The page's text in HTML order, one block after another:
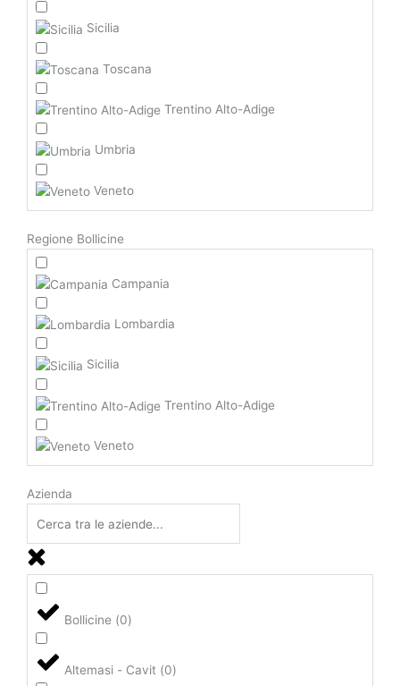
Sicilia
Toscana
Trentino Alto-Adige
Umbria
Veneto
Regione Bollicine
Campania
Lombardia
Sicilia
Trentino Alto-Adige
Veneto
Azienda
Bollicine (0)
Altemasi - Cavit (0)